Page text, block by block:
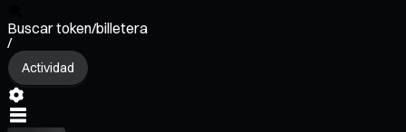
Buscar token/billetera
/
Actividad